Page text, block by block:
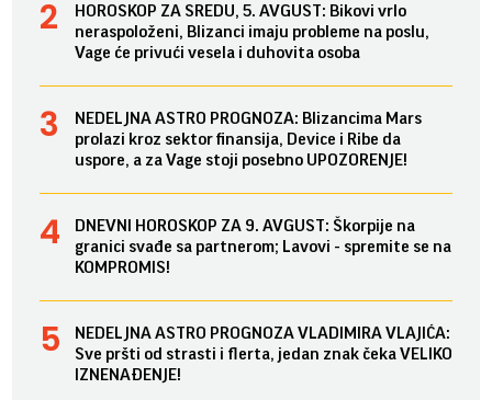
HOROSKOP ZA SREDU, 5. AVGUST: Bikovi vrlo
neraspoloženi, Blizanci imaju probleme na poslu,
Vage će privući vesela i duhovita osoba
NEDELJNA ASTRO PROGNOZA: Blizancima Mars
prolazi kroz sektor finansija, Device i Ribe da
uspore, a za Vage stoji posebno UPOZORENJE!
DNEVNI HOROSKOP ZA 9. AVGUST: Škorpije na
granici svađe sa partnerom; Lavovi - spremite se na
KOMPROMIS!
NEDELJNA ASTRO PROGNOZA VLADIMIRA VLAJIĆA:
Sve pršti od strasti i flerta, jedan znak čeka VELIKO
IZNENAĐENJE!